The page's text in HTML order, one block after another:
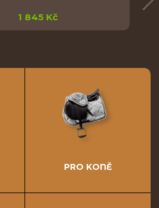
1 845 Kč
PRO KONĚ